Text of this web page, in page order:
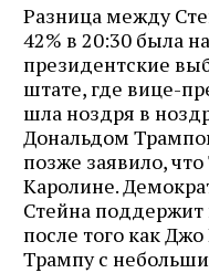
Разница между
42% в 20:30 была
президентские
штате, где вице-
шла ноздря в
Дональдом
позже заявило,
Каролине.
Стейна поддержит
после того как
Трампу с